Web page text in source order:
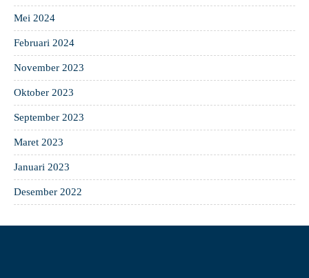
Mei 2024
Februari 2024
November 2023
Oktober 2023
September 2023
Maret 2023
Januari 2023
Desember 2022